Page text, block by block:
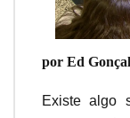
por Ed
Existe algo